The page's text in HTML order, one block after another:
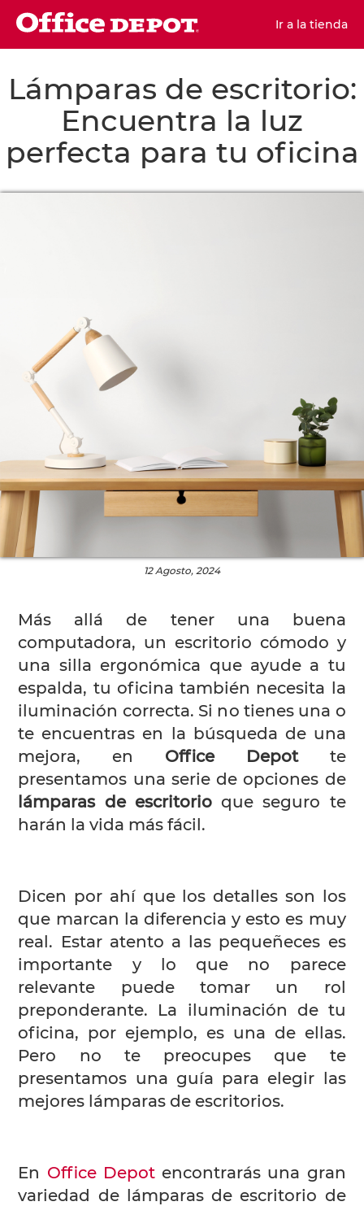
Ir a la tienda
Lámparas de escritorio:
Encuentra la luz
perfecta para tu oficina
12 Agosto, 2024
Más allá de tener una buena
computadora, un escritorio cómodo y
una silla ergonómica que ayude a tu
espalda, tu oficina también necesita la
iluminación correcta. Si no tienes una o
te encuentras en la búsqueda de una
mejora, en Office Depotte
presentamos una serie de opciones de
lámparas de escritorioque seguro te
harán la vida más fácil.
Dicen por ahí que los detalles son los
que marcan la diferencia y esto es muy
real. Estar atento a las pequeñeces es
importante y lo que no parece
relevante puede tomar un rol
preponderante. La iluminación de tu
oficina, por ejemplo, es una de ellas.
Pero no te preocupes que te
presentamos una guía para elegir las
mejores lámparas de escritorios.
En Office Depotencontrarás una gran
variedad de lámparas de escritorio de